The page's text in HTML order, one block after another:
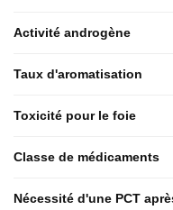
Activité androgène
Taux d'aromatisation
Toxicité pour le foie
Classe de médicaments
Nécessité d'une PCT